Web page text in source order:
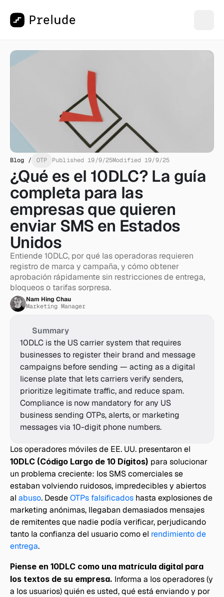
Blog / OTP Published 19/9/25Modified 19/9/25
¿Qué es el 10DLC? La guía
completa para las
empresas que quieren
enviar SMS en Estados
Unidos
Entiende 10DLC, por qué las operadoras requieren
registro de marca y campaña, y cómo obtener
aprobación rápidamente sin restricciones de entrega,
bloqueos o tarifas sorpresa.
Nam Hing Chau
Marketing Manager
Summary
10DLC is the US carrier system that requires
businesses to register their brand and message
campaigns before sending — acting as a digital
license plate that lets carriers verify senders,
prioritize legitimate traffic, and reduce spam.
Compliance is now mandatory for any US
business sending OTPs, alerts, or marketing
messages via 10-digit phone numbers.
10DLC (Código Largo de 10 Dígitos) para solucionar
un problema creciente: los SMS comerciales se
estaban volviendo ruidosos, impredecibles y abiertos
al abuso. Desde OTPs falsificados hasta explosiones de
marketing anónimas, llegaban demasiados mensajes
de remitentes que nadie podía verificar, perjudicando
tanto la confianza del usuario como el rendimiento de
entrega.
Piense en 10DLC como una matrícula digital para
los textos de su empresa. Informa a los operadores (y
a los usuarios) quién es usted, qué está enviando y por